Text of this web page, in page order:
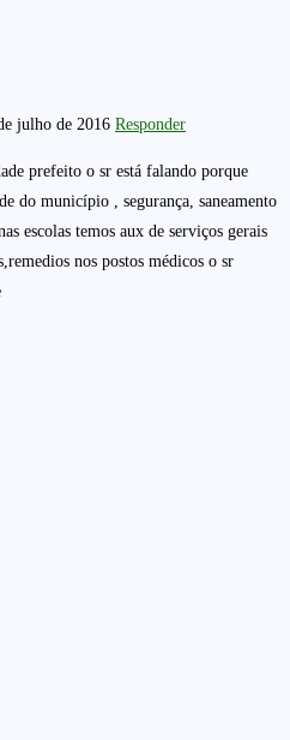
julho de 2016 Responder
prefeito o sr está falando porque
do município , segurança, saneamento
escolas temos aux de serviços gerais
nos postos médicos o sr